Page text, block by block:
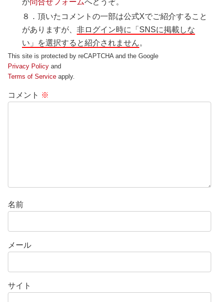
８．頂いたコメントの一部は公式Xでご紹介すること
がありますが、非ログイン時に「SNSに掲載しな
い」を選択すると紹介されません。
This site is protected by reCAPTCHA and the Google
Privacy Policy and
Terms of Service apply.
コメント ※
名前
メール
サイト